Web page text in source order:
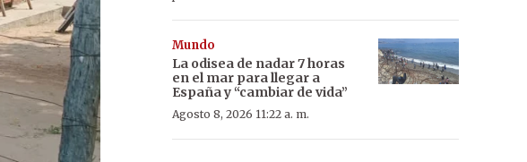
Mundo
La odisea de nadar 7 horas
en el mar para llegar a
España y “cambiar de vida”
Agosto 8, 2026 11:22 a. m.